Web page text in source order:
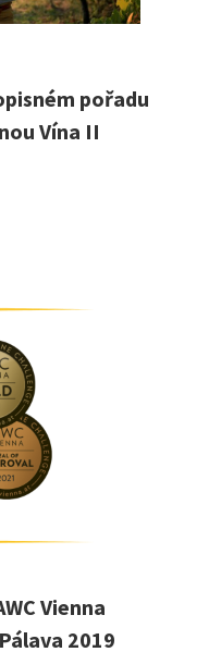
pořadu
Vína II
Vienna
2019